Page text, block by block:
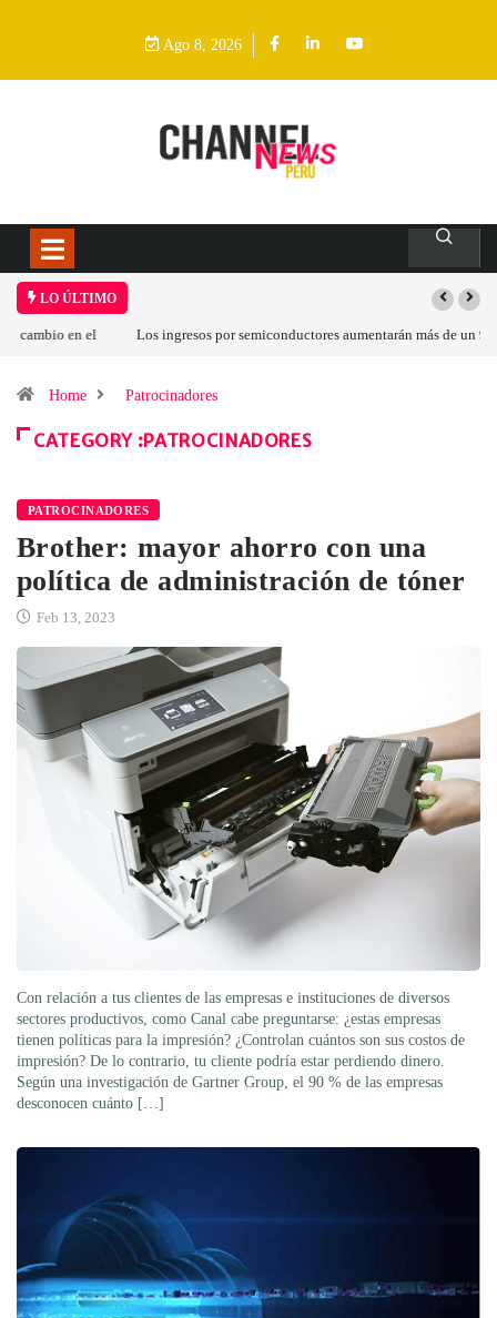
Ago 8, 2026
LO ÚLTIMO
Los ingresos por semiconductores aumentarán más de un 94 % en 2026
Home Patrocinadores
CATEGORY :PATROCINADORES
PATROCINADORES
Brother: mayor ahorro con una
política de administración de tóner
Feb 13, 2023
Con relación a tus clientes de las empresas e instituciones de diversos
sectores productivos, como Canal cabe preguntarse: ¿estas empresas
tienen políticas para la impresión? ¿Controlan cuántos son sus costos de
impresión? De lo contrario, tu cliente podría estar perdiendo dinero.
Según una investigación de Gartner Group, el 90 % de las empresas
desconocen cuánto […]